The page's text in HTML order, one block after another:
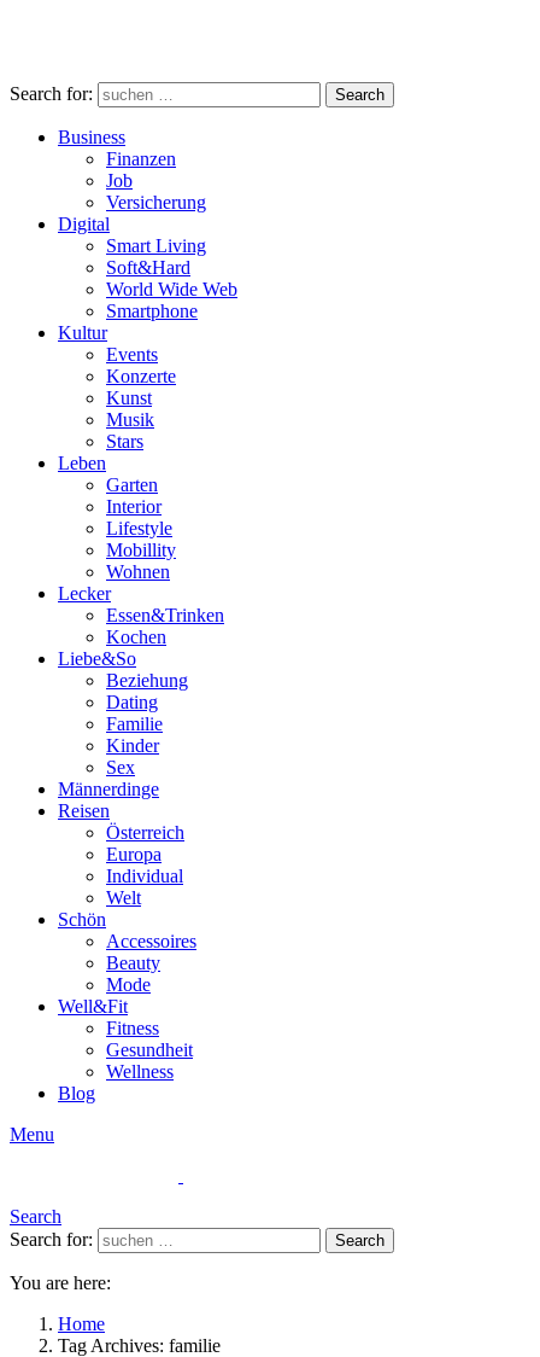
Search for: Search
Business
Finanzen
Job
Versicherung
Digital
Smart Living
Soft&Hard
World Wide Web
Smartphone
Kultur
Events
Konzerte
Kunst
Musik
Stars
Leben
Garten
Interior
Lifestyle
Mobillity
Wohnen
Lecker
Essen&Trinken
Kochen
Liebe&So
Beziehung
Dating
Familie
Kinder
Sex
Männerdinge
Reisen
Österreich
Europa
Individual
Welt
Schön
Accessoires
Beauty
Mode
Well&Fit
Fitness
Gesundheit
Wellness
Blog
Menu
Search
Search for:
Search
You are here:
Home
Tag Archives: familie